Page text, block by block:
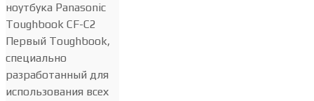
ноутбука Panasonic
Toughbook CF-C2
Первый Toughbook,
специально
разработанный для
использования всех